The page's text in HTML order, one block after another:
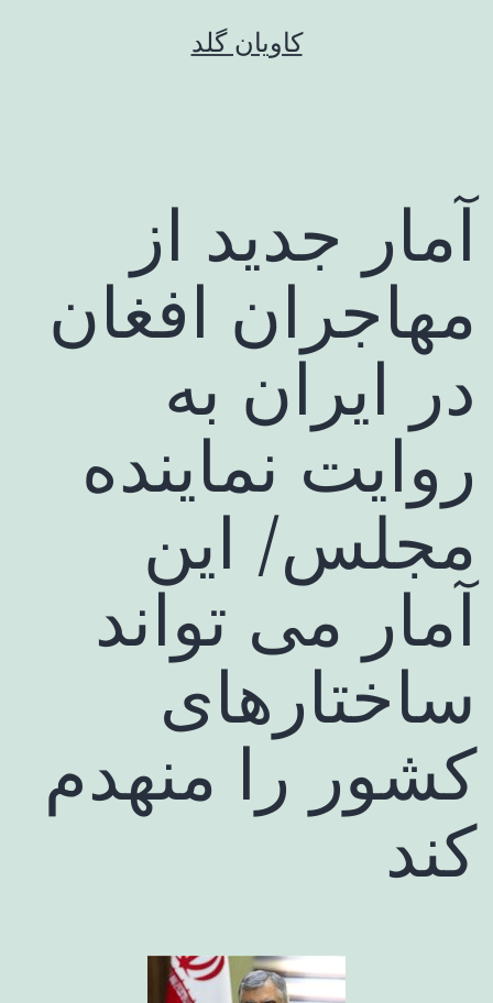
کاویان گلد
آمار جدید از
مهاجران افغان
در ایران به
روایت نماینده
مجلس/ این
آمار می تواند
ساختارهای
کشور را منهدم
کند